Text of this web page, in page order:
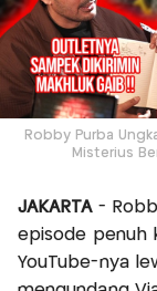
Robby Purba
Misterius
JAKARTA -
episode penuh
YouTube-nya